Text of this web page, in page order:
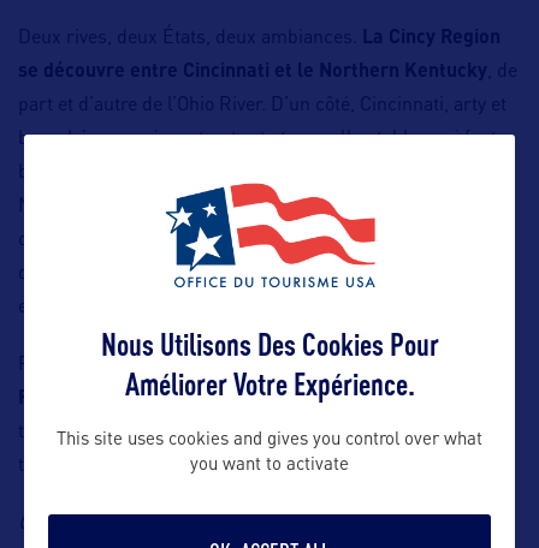
Deux rives, deux États, deux ambiances.
La Cincy Region
se découvre entre Cincinnati et le Northern Kentucky , de
part et d’autre de l’Ohio River. D’un côté, Cincinnati, arty et
branchée : musées, street art et nouvelles tables qui font
bouger les lignes ; de l’autre, autour de Covington et
Newport, atmosphère feutrée, culture du bourbon et
douceur de vivre aux accents sudistes. Une destination
double, réunie par un même sens de l’hospitalité, reconnu
et éprouvé.
Plus qu’une porte d’entrée vers le Midwest,
Region s’impose comme une étape à part entière
trouve naturellement sa place dans les itinéraires et road
trips américains.
Contact : Unique Consulting, Représentation en France de
Nous Utilisons Des Cookies Pour
Améliorer Votre Expérience.
This site uses cookies and gives you control over what
you want to activate